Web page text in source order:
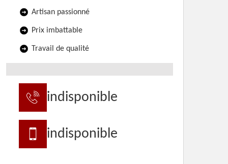
Artisan passionné
Prix imbattable
Travail de qualité
indisponible
indisponible